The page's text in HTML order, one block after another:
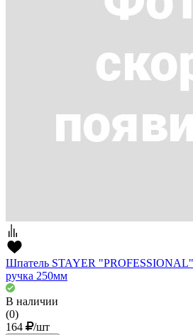
Шпатель STAYER
ручка 250мм
В наличии
(0)
164
/шт